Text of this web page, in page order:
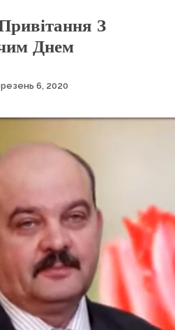
З
Днем
6, 2020